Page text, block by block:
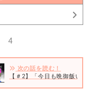
4
次の話を読む！
【＃2】「今日も晩御飯い